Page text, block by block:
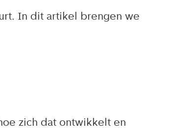
In dit artikel brengen we
zich dat ontwikkelt en